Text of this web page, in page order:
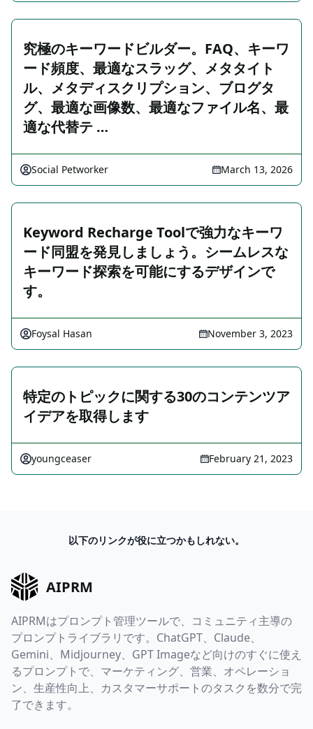
究極のキーワードビルダー。FAQ、キーワ
ード頻度、最適なスラッグ、メタタイト
ル、メタディスクリプション、ブログタ
グ、最適な画像数、最適なファイル名、最
適な代替テ …
Social Petworker March 13, 2026
Keyword Recharge Toolで強力なキーワ
ード同盟を発見しましょう。シームレスな
キーワード探索を可能にするデザインで
す。
Foysal Hasan November 3, 2023
特定のトピックに関する30のコンテンツア
イデアを取得します
youngceaser February 21, 2023
以下のリンクが役に立つかもしれない。
AIPRM
AIPRMはプロンプト管理ツールで、コミュニティ主導の
プロンプトライブラリです。ChatGPT、Claude、
Gemini、Midjourney、GPT Imageなど向けのすぐに使え
るプロンプトで、マーケティング、営業、オペレーショ
ン、生産性向上、カスタマーサポートのタスクを数分で完
了できます。